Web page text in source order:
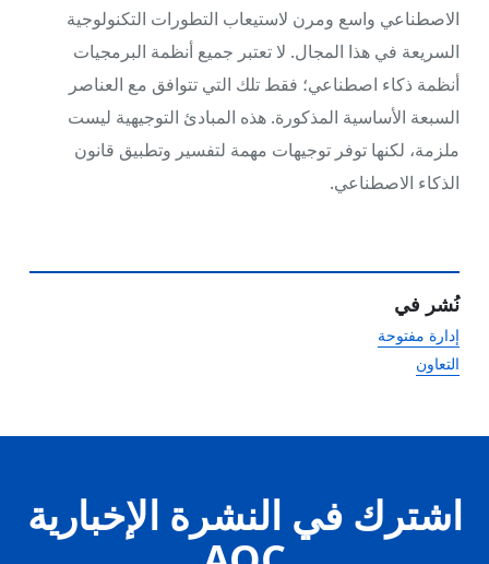
الاصطناعي واسع ومرن لاستيعاب التطورات التكنولوجية
السريعة في هذا المجال. لا تعتبر جميع أنظمة البرمجيات
أنظمة ذكاء اصطناعي؛ فقط تلك التي تتوافق مع العناصر
السبعة الأساسية المذكورة. هذه المبادئ التوجيهية ليست
ملزمة، لكنها توفر توجيهات مهمة لتفسير وتطبيق قانون
الذكاء الاصطناعي.
نُشر في
إدارة مفتوحة
التعاون
اشترك في النشرة الإخبارية